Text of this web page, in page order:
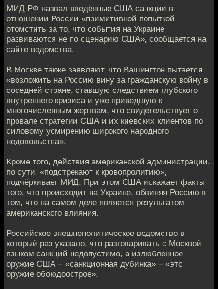
МИД РФ назвал введённые США санкции в
отношении России «примитивной попыткой
отомстить за то, что события на Украине
развиваются не по сценарию США», сообщается на
сайте ведомства.
В Москве также заявляют, что Вашингтон пытается
«возложить на Россию вину за гражданскую войну в
соседней стране, ставшую следствием глубокого
внутреннего кризиса и уже приведшую к
многочисленным жертвам, что свидетельствует о
провале стратегии США и их киевских клиентов по
силовому усмирению широкого народного
недовольства».
Кроме того, действия американской администрации,
по сути, «подстрекают к кровопролитию»,
подчёркивает МИД. При этом США искажает факты
того, что происходит на Украине, обвиняя Россию в
том, что на самом деле является результатом
американского влияния.
Российское внешнеполитическое ведомство в
который раз указало, что разговаривать с Москвой
языком санкций недопустимо, а излюбленное
оружие США − «санкционная дубинка» − «это
оружие обоюдоострое».